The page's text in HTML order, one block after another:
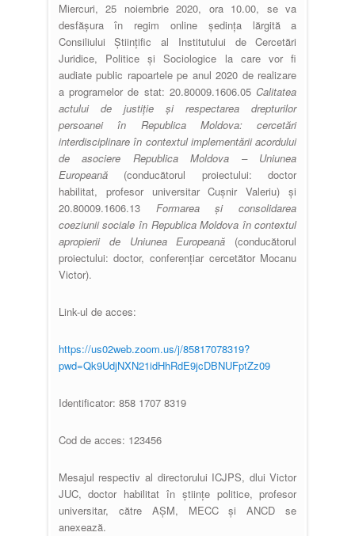
Miercuri, 25 noiembrie 2020, ora 10.00, se va
desfășura în regim online ședința lărgită a
Consiliului Științific al Institutului de Cercetări
Juridice, Politice și Sociologice la care vor fi
audiate public rapoartele pe anul 2020 de realizare
a programelor de stat: 20.80009.1606.05 Calitatea
actului de justiție și respectarea drepturilor
persoanei în Republica Moldova: cercetări
interdisciplinare în contextul implementării acordului
de asociere Republica Moldova – Uniunea
Europeană(conducătorul proiectului: doctor
habilitat, profesor universitar Cușnir Valeriu) și
20.80009.1606.13 Formarea și consolidarea
coeziunii sociale în Republica Moldova în contextul
apropierii de Uniunea Europeană (conducătorul
proiectului: doctor, conferențiar cercetător Mocanu
Victor).
Link-ul de acces:
https://us02web.zoom.us/j/85817078319?
pwd=Qk9UdjNXN21idHhRdE9jcDBNUFptZz09
Identificator: 858 1707 8319
Cod de acces: 123456
Mesajul respectiv al directorului ICJPS, dlui Victor
JUC, doctor habilitat în științe politice, profesor
universitar, către AȘM, MECC și ANCD se
anexează.